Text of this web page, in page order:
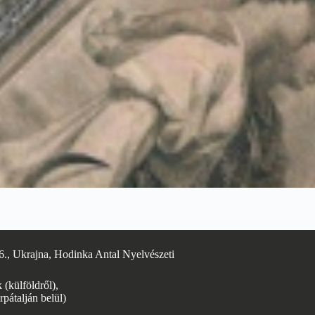
Ukrajna, Hodinka Antal Nyelvészeti
(külföldről),
belül)